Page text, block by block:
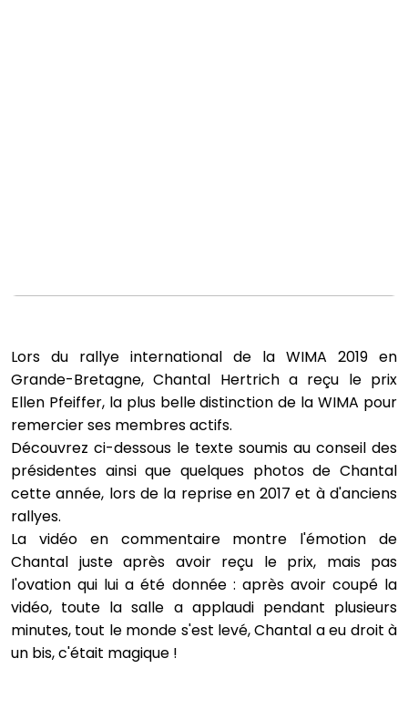
Lors du rallye international de la WIMA 2019 en
Grande-Bretagne, Chantal Hertrich a reçu le prix
Ellen Pfeiffer, la plus belle distinction de la WIMA pour
remercier ses membres actifs.
Découvrez ci-dessous le texte soumis au conseil des
présidentes ainsi que quelques photos de Chantal
cette année, lors de la reprise en 2017 et à d'anciens
rallyes.
La vidéo en commentaire montre l'émotion de
Chantal juste après avoir reçu le prix, mais pas
l'ovation qui lui a été donnée : après avoir coupé la
vidéo, toute la salle a applaudi pendant plusieurs
minutes, tout le monde s'est levé, Chantal a eu droit à
un bis, c'était magique !